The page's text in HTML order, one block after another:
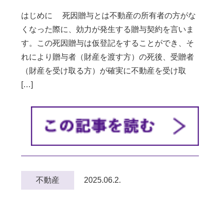
はじめに 死因贈与とは不動産の所有者の方がな
くなった際に、効力が発生する贈与契約を言いま
す。この死因贈与は仮登記をすることができ、そ
れにより贈与者（財産を渡す方）の死後、受贈者
（財産を受け取る方）が確実に不動産を受け取
[…]
不動産 2025.06.2.